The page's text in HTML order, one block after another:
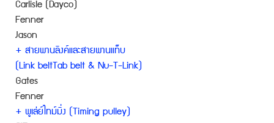
Carlisle (Dayco)
Fenner
Jason
+ สายพานลิงค์และสายพานแท็บ
(Link beltTab belt & Nu-T-Link)
Gates
Fenner
+ พูเล่ย์ไทม์มิ่ง (Timing pulley)